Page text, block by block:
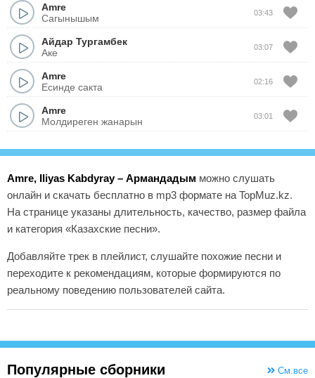
Amre
Сагынышым
03:43
Айдар Тургамбек
Аке
03:07
Amre
Есинде сакта
02:16
Amre
Молдиреген жанарын
03:01
Amre, Iliyas Kabdyray – Армандадым можно слушать
онлайн и скачать бесплатно в mp3 формате на TopMuz.kz.
На странице указаны длительность, качество, размер файла
и категория «Казахские песни».
Добавляйте трек в плейлист, слушайте похожие песни и
переходите к рекомендациям, которые формируются по
реальному поведению пользователей сайта.
Популярные сборники См.все